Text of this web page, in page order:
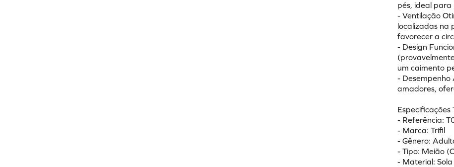
pés, ideal para
- Ventilação
localizadas na
favorecer a
- Design
um caimento
-
amadores,
Especificações
- Referência:
- Marca: Trifil
- Gênero:
- Tipo: Meião
- Material: